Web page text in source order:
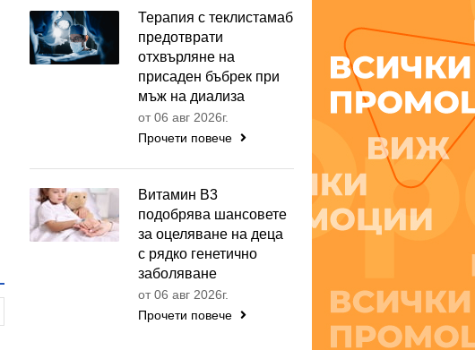
Терапия с теклистамаб
предотврати
отхвърляне на
присаден бъбрек при
мъж на диализа
от 06 авг 2026г.
Прочети повече
Витамин B3
подобрява шансовете
за оцеляване на деца
с рядко генетично
заболяване
от 06 авг 2026г.
Прочети повече